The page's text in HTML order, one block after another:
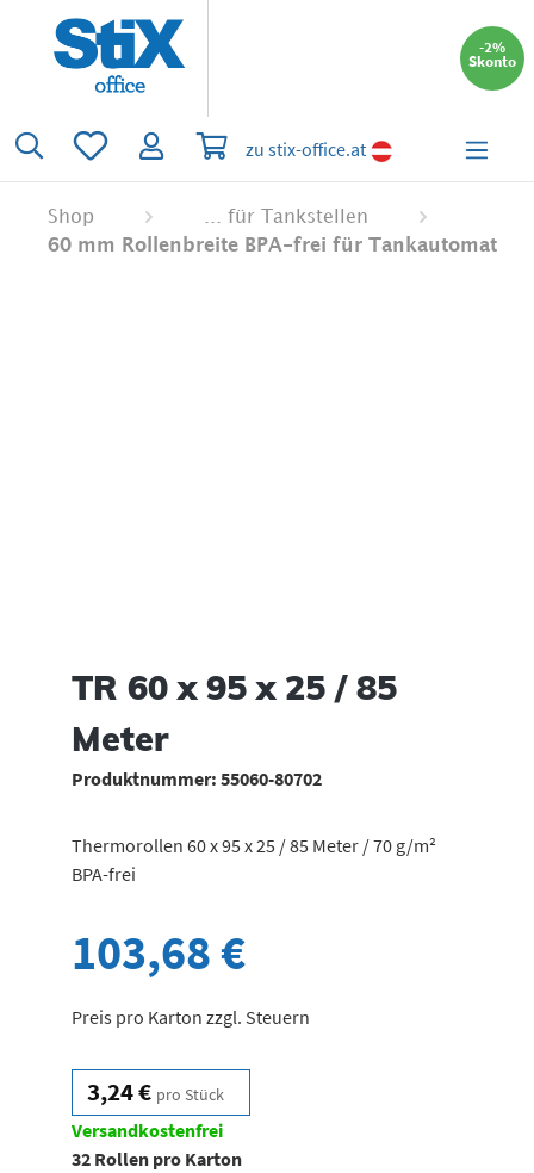
springen
-2%
Skonto
Du hast 0 Produkte auf dem Merkzettel
Warenkorb enthält 0 Positionen. Der
zu stix-office.at
Shop
... für Tankstellen
60 mm Rollenbreite BPA-frei für Tankautomat
TR 60 x 95 x 25 / 85
Meter
Produktnummer:55060-80702
Thermorollen 60 x 95 x 25 / 85 Meter / 70 g/m²
BPA-frei
103,68 €
Preis pro Karton zzgl. Steuern
3,24 € pro Stück
Versandkostenfrei
32 Rollen pro Karton